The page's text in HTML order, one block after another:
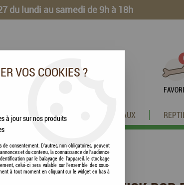
du lundi au samedi de 9h à 18h
ANIMAUX DE LA FERME OISEAUX
VOS COOKIES ?
à jour sur nos produits
de consentement. D'autres, non obligatoires, peuvent
et du contenu, la connaissance de l'audience
par le balayage de l'appareil, le stockage
celui-ci sera valable sur l’ensemble des sous-
à tout moment en cliquant sur le widget en bas à